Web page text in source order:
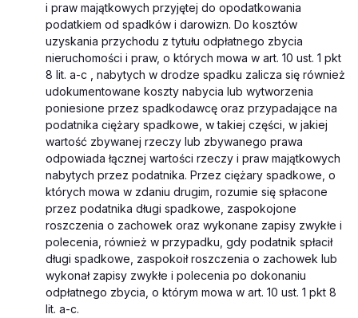
i praw majątkowych przyjętej do opodatkowania
podatkiem od spadków i darowizn. Do kosztów
uzyskania przychodu z tytułu odpłatnego zbycia
nieruchomości i praw, o których mowa w art. 10 ust. 1 pkt
8 lit. a-c , nabytych w drodze spadku zalicza się również
udokumentowane koszty nabycia lub wytworzenia
poniesione przez spadkodawcę oraz przypadające na
podatnika ciężary spadkowe, w takiej części, w jakiej
wartość zbywanej rzeczy lub zbywanego prawa
odpowiada łącznej wartości rzeczy i praw majątkowych
nabytych przez podatnika. Przez ciężary spadkowe, o
których mowa w zdaniu drugim, rozumie się spłacone
przez podatnika długi spadkowe, zaspokojone
roszczenia o zachowek oraz wykonane zapisy zwykłe i
polecenia, również w przypadku, gdy podatnik spłacił
długi spadkowe, zaspokoił roszczenia o zachowek lub
wykonał zapisy zwykłe i polecenia po dokonaniu
odpłatnego zbycia, o którym mowa w art. 10 ust. 1 pkt 8
lit. a-c.